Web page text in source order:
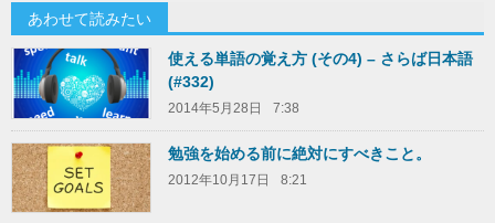
あわせて読みたい
使える単語の覚え方 (その4) – さらば日本語
(#332)
2014年5月28日 7:38
勉強を始める前に絶対にすべきこと。
2012年10月17日 8:21